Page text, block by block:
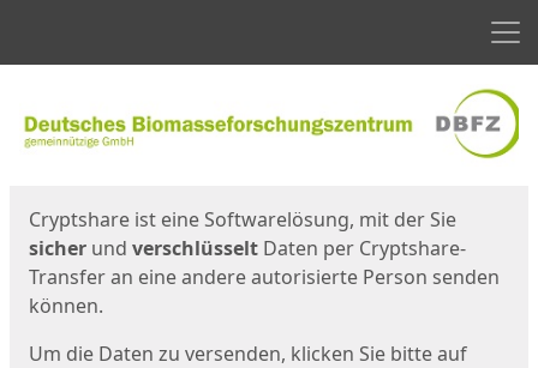
Cryptshare ist eine Softwarelösung, mit der Sie
sicher und verschlüsselt Daten per Cryptshare-
Transfer an eine andere autorisierte Person senden
können.
Um die Daten zu versenden, klicken Sie bitte auf